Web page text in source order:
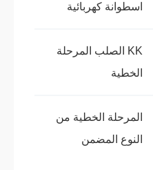
اسطوانة كهربائية
KK الصلب المرحلة
الخطية
المرحلة الخطية من
النوع المضمن